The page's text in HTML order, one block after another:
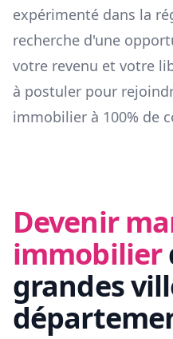
expérimenté dans la
recherche d'une
votre revenu et votre
à postuler pour
immobilier à 100% de
Devenir
immobilier
grandes